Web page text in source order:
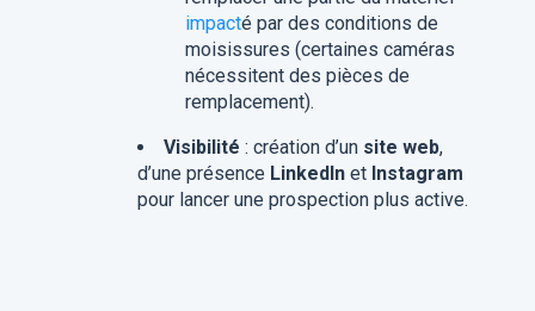
impacté par des conditions de
moisissures (certaines caméras
nécessitent des pièces de
remplacement).
Visibilité : création d’un site web,
d’une présence LinkedInet Instagram
pour lancer une prospection plus active.